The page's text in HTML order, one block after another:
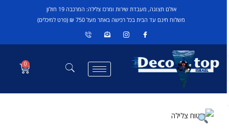
אולם תצוגה, מעבדת שירות ומרכז צלילה: המרכבה 19 חולון
משלוח חינם עד הבית בכל רכישה באתר מעל 750 ₪ (פרט למיכלים)
0